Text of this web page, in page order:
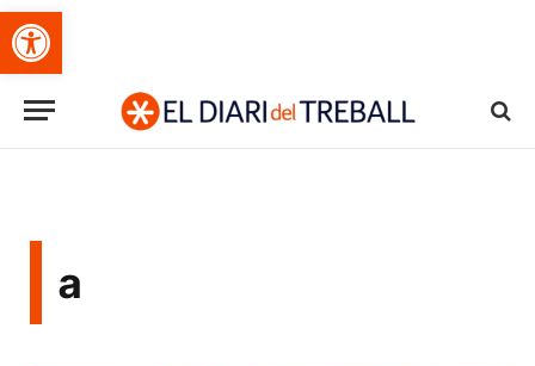
Obre la barra d'eines
a